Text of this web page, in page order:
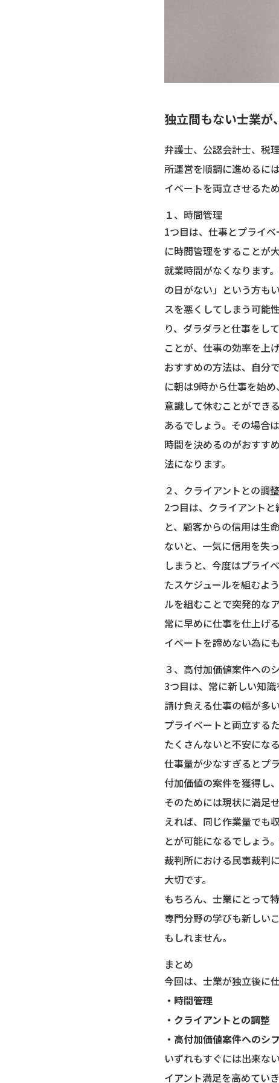
独立間もない士業が
弁護士、公認会計士、税
所運営を順調に進めるに
イベートを両立させるた
１、時間管理
1つ目は、仕事とプライ
に時間管理をすることが
就業時間がなくなります
の日がない」という方も
スを悪くしてしまう可能
り、ダラダラと仕事をし
ことが、仕事の効率を上
おすすめの方法は、自分
に朝は9時から仕事を始
意識して休むことができ
あるでしょう。その場合
時間を決めるのがおすす
法になります。
２、クライアントとの調整
2つ目は、クライアント
と、顧客からの信用は生
ないと、一気に信用を失
しまうと、今度はプライ
たスケジュールを組むよ
ルを組むことで突発的な
常に早めに仕事を仕上げ
イベートを諦めない為に
３、高付加価値案件への
3つ目は、常に新しい知識
請け負える仕事の幅が多
プライベートと両立する
たくさんないと不安にな
仕事量が少なすぎるとプ
付加価値の案件を獲得し
そのためには現状に満足
えれば、同じ作業量でも
とが可能になるでしょう
裁判所における民事裁判
大切です。
もちろん、士業にとって
専門分野の学びも新しい
もしれません。
まとめ
今回は、士業が独立後に
・時間管理
・クライアントとの調整
・高付加価値案件へのシ
いずれもすぐには出来な
イアント満足を高めてい